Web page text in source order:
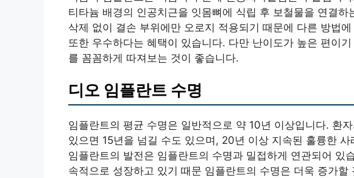
티타늄 배경의 인공치근을 잇몸뼈에 식립 후 보철물을 연결
삭제 없이 결손 부위에만 오로지 적용되기 때문에 다른 방법
또한 우수하다는 혜택이 있습니다. 다만 난이도가 높은 편이
를 꼼꼼하게 따져보는 것이 좋습니다.
디오 임플란트 수명
임플란트의 평균 수명은 일반적으로 약 10년 이상입니다. 환
있으면 15년을 넘길 수도 있으며, 20년 이상 지속된 훌륭한
임플란트의 발전은 임플란트의 수명과 밀접하게 연관되어 있
속적으로 성장하고 있기 때문 임플란트의 수명은 더욱 증가